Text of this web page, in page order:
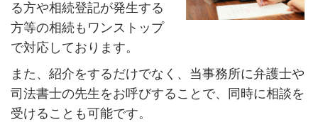
る方や相続登記が発生する
方等の相続もワンストップ
で対応しております。
また、紹介をするだけでなく、当事務所に弁護士や
司法書士の先生をお呼びすることで、同時に相談を
受けることも可能です。